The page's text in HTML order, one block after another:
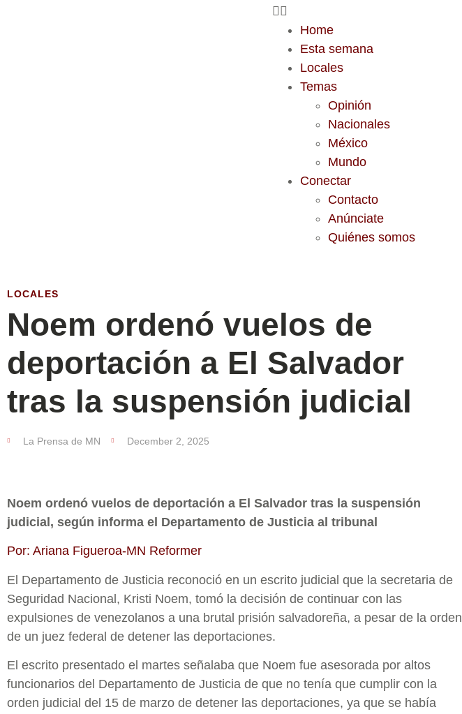
Home
Esta semana
Locales
Temas
Opinión
Nacionales
México
Mundo
Conectar
Contacto
Anúnciate
Quiénes somos
LOCALES
Noem ordenó vuelos de
deportación a El Salvador
tras la suspensión judicial
La Prensa de MN December 2, 2025
Noem ordenó vuelos de deportación a El Salvador tras la suspensión
judicial, según informa el Departamento de Justicia al tribunal
Por: Ariana Figueroa-MN Reformer
El Departamento de Justicia reconoció en un escrito judicial que la secretaria de
Seguridad Nacional, Kristi Noem, tomó la decisión de continuar con las
expulsiones de venezolanos a una brutal prisión salvadoreña, a pesar de la orden
de un juez federal de detener las deportaciones.
El escrito presentado el martes señalaba que Noem fue asesorada por altos
funcionarios del Departamento de Justicia de que no tenía que cumplir con la
orden judicial del 15 de marzo de detener las deportaciones, ya que se había